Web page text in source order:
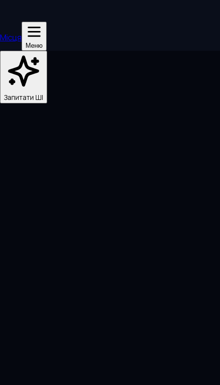
Місця
Меню
Запитати ШІ